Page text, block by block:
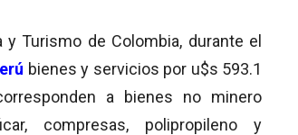
Turismo de Colombia, durante el
bienes y servicios por u$s 593.1
a bienes no minero
compresas, polipropileno y